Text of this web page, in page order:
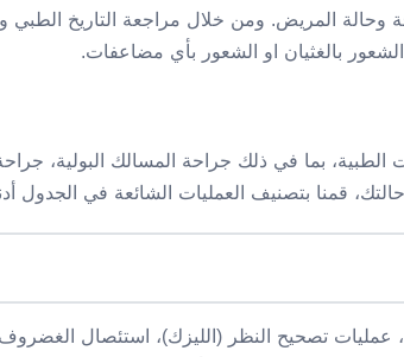
وحالة المريض. ومن خلال مراجعة التاريخ الطبي
بالغثيان او الشعور بأي مضاعفات.
بما في ذلك جراحة المسالك البولية،
عمليات تصحيح النظر (الليزك)، استئصال